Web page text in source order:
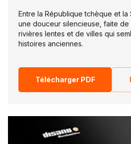
Entre la République tchèque et la
une douceur silencieuse, faite
rivières lentes et de villes qui
histoires anciennes.
Télécharger PDF